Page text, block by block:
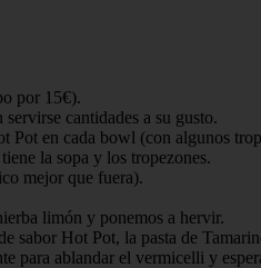
por 15€).
cantidades a su gusto.
Pot en cada bowl (con algunos
la sopa y los tropezones.
mejor que fuera).
limón y ponemos a hervir.
sabor Hot Pot, la pasta de
ablandar el vermicelli y